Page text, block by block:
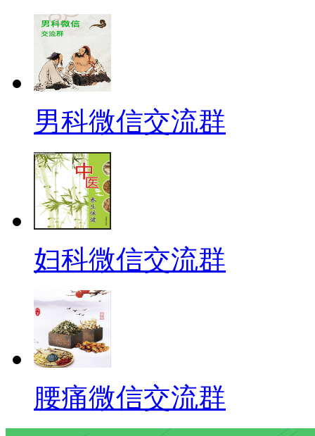
男科微信交流群
妇科微信交流群
腰痛微信交流群